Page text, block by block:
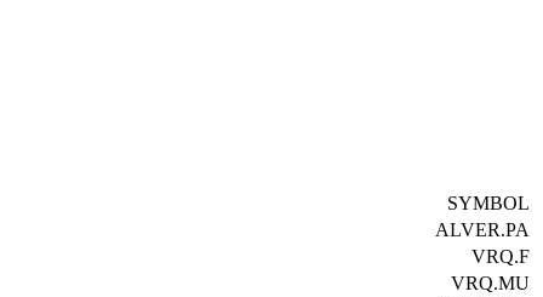
SYMBOL
ALVER.PA
VRQ.F
VRQ.MU